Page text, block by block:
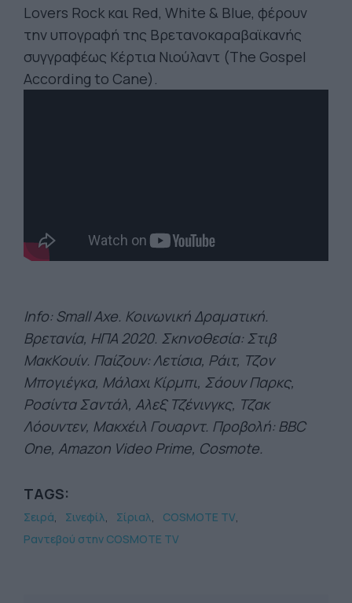
Lovers Rock και Red, White & Blue, φέρουν
την υπογραφή της Βρετανοκαραβαϊκανής
συγγραφέως Κέρτια Νιούλαντ (The Gospel
According to Cane).
Info: Small Axe. Κοινωνική Δραματική.
Βρετανία, ΗΠΑ 2020. Σκηνοθεσία: Στιβ
ΜακΚουίν. Παίζουν: Λετίσια, Ράιτ, Τζον
Μπογιέγκα, Μάλαχι Κίρμπι, Σάουν Παρκς,
Ροσίντα Σαντάλ, Αλεξ Τζένινγκς, Τζακ
Λόουντεν, Μακχέιλ Γουαρντ. Προβολή: BBC
One, Amazon Video Prime, Cosmote.
TAGS:
Σειρά Σινεφίλ Σίριαλ
COSMOTE TV
Ραντεβού στην COSMOTE TV